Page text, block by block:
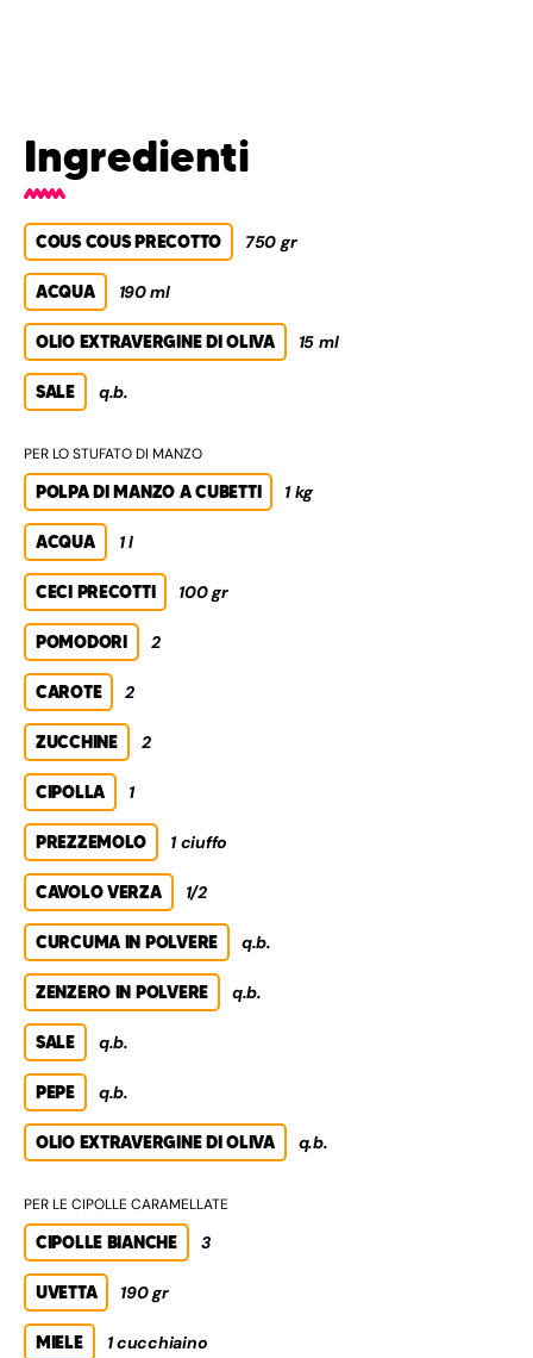
Ingredienti
COUS COUS PRECOTTO 750 gr
ACQUA 190 ml
OLIO EXTRAVERGINE DI OLIVA 15 ml
SALE q.b.
PER LO STUFATO DI MANZO
POLPA DI MANZO A CUBETTI 1 kg
ACQUA 1 l
CECI PRECOTTI 100 gr
POMODORI 2
CAROTE 2
ZUCCHINE 2
CIPOLLA 1
PREZZEMOLO 1 ciuffo
CAVOLO VERZA 1/2
CURCUMA IN POLVERE q.b.
ZENZERO IN POLVERE q.b.
SALE q.b.
PEPE q.b.
OLIO EXTRAVERGINE DI OLIVA q.b.
PER LE CIPOLLE CARAMELLATE
CIPOLLE BIANCHE 3
UVETTA 190 gr
MIELE 1 cucchiaino